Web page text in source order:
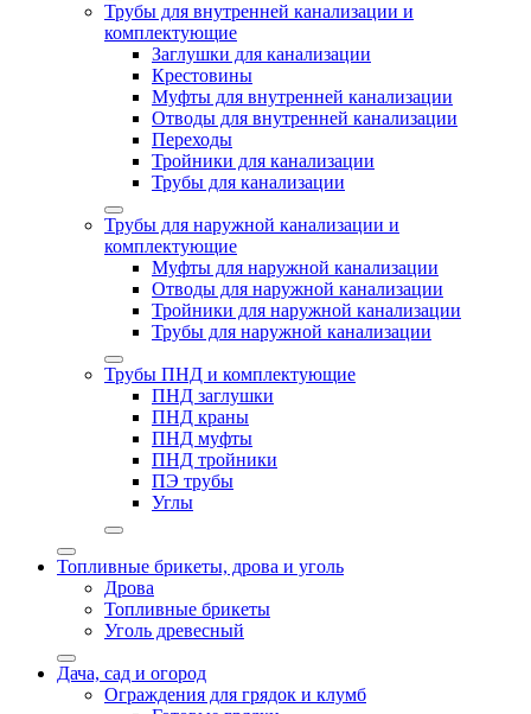
Трубы для внутренней канализации и
комплектующие
Заглушки для канализации
Крестовины
Муфты для внутренней канализации
Отводы для внутренней канализации
Переходы
Тройники для канализации
Трубы для канализации
Трубы для наружной канализации и
комплектующие
Муфты для наружной канализации
Отводы для наружной канализации
Тройники для наружной канализации
Трубы для наружной канализации
Трубы ПНД и комплектующие
ПНД заглушки
ПНД краны
ПНД муфты
ПНД тройники
ПЭ трубы
Углы
Топливные брикеты, дрова и уголь
Дрова
Топливные брикеты
Уголь древесный
Дача, сад и огород
Ограждения для грядок и клумб